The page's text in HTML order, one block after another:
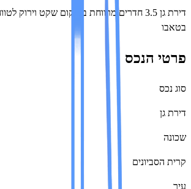
דירת גן 3.5 חדרים מרווחת במיקום שקט וירוק לטווח
הנכס